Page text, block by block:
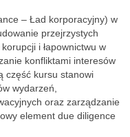
– Ład korporacyjny) w
przejrzystych
i łapownictwu w
konfliktami interesów
część kursu stanowi
wydarzeń,
oraz zarządzanie
element due diligence